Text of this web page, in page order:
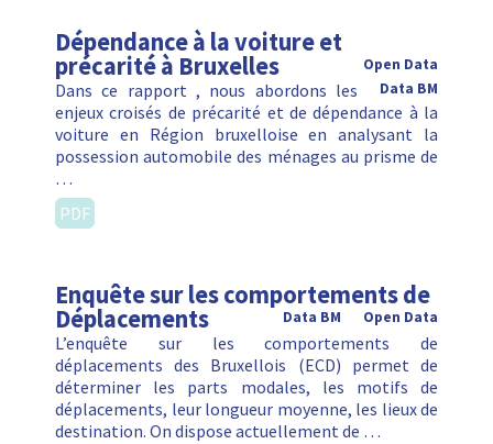
Dépendance à la voiture et
précarité à Bruxelles
Open Data
Data BM
Dans ce rapport , nous abordons les
enjeux croisés de précarité et de dépendance à la
voiture en Région bruxelloise en analysant la
possession automobile des ménages au prisme de
…
PDF
Enquête sur les comportements de
Déplacements Open Data
Data BM
L’enquête sur les comportements de
déplacements des Bruxellois (ECD) permet de
déterminer les parts modales, les motifs de
déplacements, leur longueur moyenne, les lieux de
destination. On dispose actuellement de …